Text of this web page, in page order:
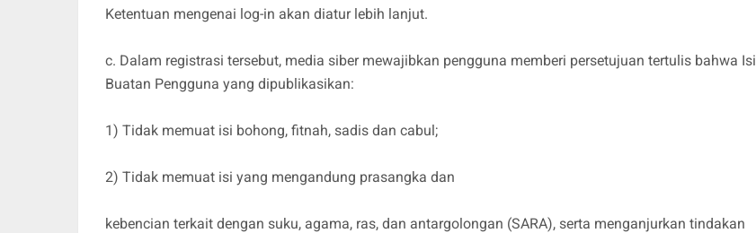
Ketentuan mengenai log-in akan diatur lebih lanjut.
c. Dalam registrasi tersebut, media siber mewajibkan pengguna memberi persetujuan tertulis bahwa Isi
Buatan Pengguna yang dipublikasikan:
1) Tidak memuat isi bohong, fitnah, sadis dan cabul;
2) Tidak memuat isi yang mengandung prasangka dan
kebencian terkait dengan suku, agama, ras, dan antargolongan (SARA), serta menganjurkan tindakan